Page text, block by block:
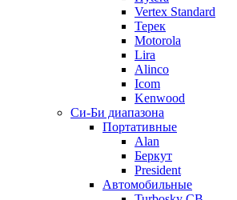
Vertex Standard
Терек
Motorola
Lira
Alinco
Icom
Kenwood
Си-Би диапазона
Портативные
Alan
Беркут
President
Автомобильные